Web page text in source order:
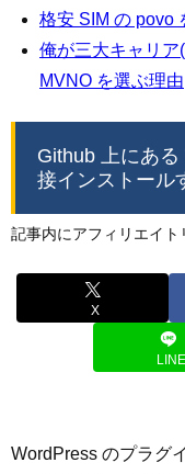
格安 SIM の povo
俺が三大キャリア
MVNO を選ぶ理由
Github 上にあ
接インストール
記事内にアフィリエイ
X
LINE
WordPress のプラグ